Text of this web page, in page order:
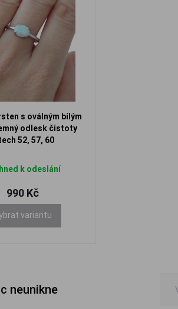
s oválným bílým
odlesk čistoty
52, 57, 60
k odeslání
990 Kč
variantu
neunikne